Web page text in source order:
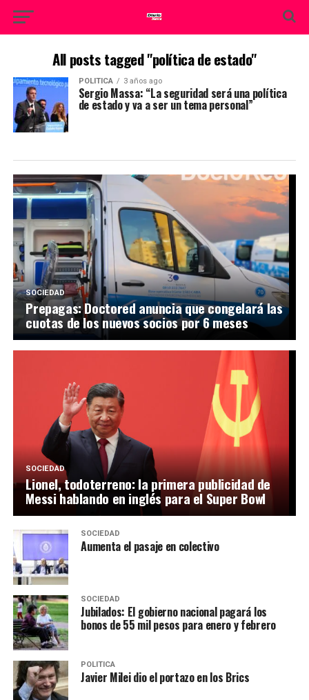
All posts tagged "política de estado"
POLITICA 3 años ago
Sergio Massa: “La seguridad será una política
de estado y va a ser un tema personal”
SOCIEDAD
Prepagas: Doctored anuncia que congelará las
cuotas de los nuevos socios por 6 meses
SOCIEDAD
Lionel, todoterreno: la primera publicidad de
Messi hablando en inglés para el Super Bowl
SOCIEDAD
Aumenta el pasaje en colectivo
SOCIEDAD
Jubilados: El gobierno nacional pagará los
bonos de 55 mil pesos para enero y febrero
POLITICA
Javier Milei dio el portazo en los Brics